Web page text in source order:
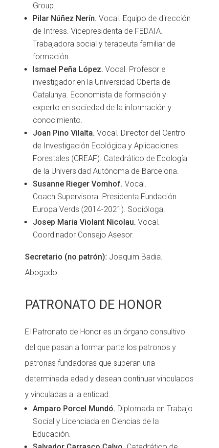
Group.
Pilar Núñez Nerín. Vocal. Equipo de dirección
de Intress. Vicepresidenta de FEDAIA.
Trabajadora social y terapeuta familiar de
formación.
Ismael Peña López. Vocal. Profesor e
investigador en la Universidad Oberta de
Catalunya. Economista de formación y
experto en sociedad de la información y
conocimiento.
Joan Pino Vilalta. Vocal. Director del Centro
de Investigación Ecológica y Aplicaciones
Forestales (CREAF). Catedrático de Ecología
de la Universidad Autónoma de Barcelona.
Susanne Rieger Vomhof. Vocal.
Coach.Supervisora. Presidenta Fundación
Europa Verds (2014-2021). Socióloga.
Josep Maria Violant Nicolau. Vocal.
Coordinador Consejo Asesor.
Secretario (no patrón): Joaquim Badia.
Abogado.
PATRONATO DE HONOR
El Patronato de Honor es un órgano consultivo
del que pasan a formar parte los patronos y
patronas fundadoras que superan una
determinada edad y desean continuar vinculados
y vinculadas a la entidad.
Amparo Porcel Mundó. Diplomada en Trabajo
Social y Licenciada en Ciencias de la
Educación.